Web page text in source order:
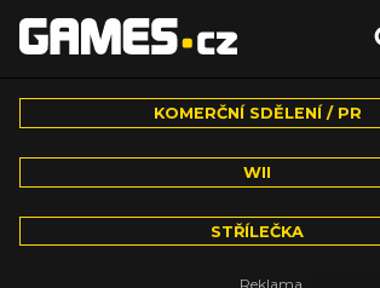
KOMERČNÍ SDĚLENÍ / PR
WII
STŘÍLEČKA